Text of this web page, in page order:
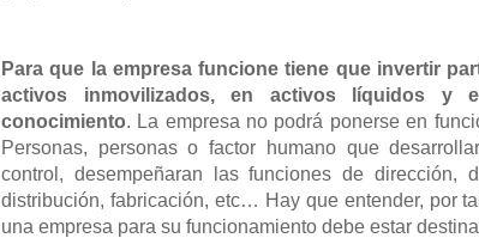
Para que la empresa funcione tiene que invertir
activos inmovilizados, en activos líquidos y
conocimiento. La empresa no podrá ponerse en
Personas, personas o factor humano que
control, desempeñaran las funciones de dirección,
distribución, fabricación, etc… Hay que entender, por
una empresa para su funcionamiento debe estar